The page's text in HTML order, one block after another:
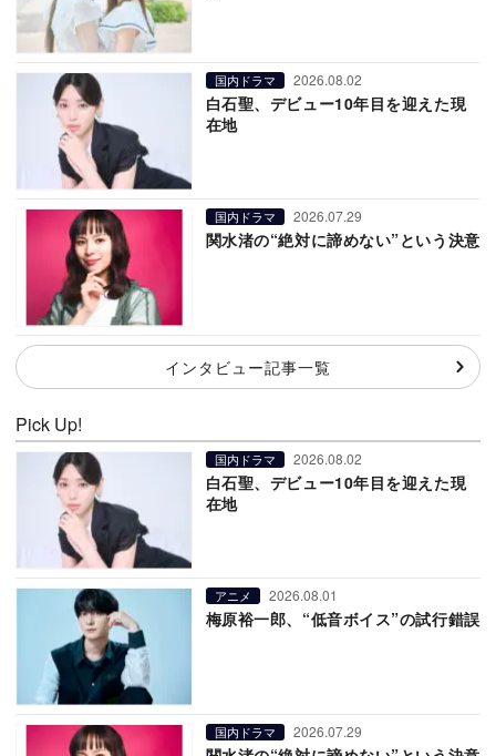
国内ドラマ 2026.08.02
白石聖、デビュー10年目を迎えた現
在地
国内ドラマ 2026.07.29
関水渚の“絶対に諦めない”という決意
インタビュー記事一覧
Pick Up!
国内ドラマ 2026.08.02
白石聖、デビュー10年目を迎えた現
在地
アニメ 2026.08.01
梅原裕一郎、“低音ボイス”の試行錯誤
国内ドラマ 2026.07.29